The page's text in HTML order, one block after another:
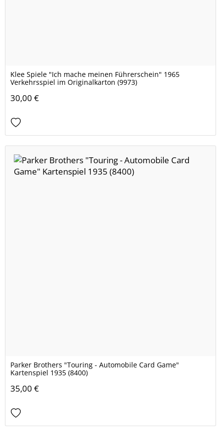
Klee Spiele "Ich mache meinen Führerschein" 1965
Verkehrsspiel im Originalkarton (9973)
30,00 €
Parker Brothers "Touring - Automobile Card Game"
Kartenspiel 1935 (8400)
35,00 €